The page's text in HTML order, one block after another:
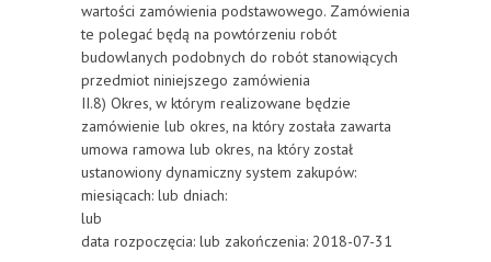
wartości zamówienia podstawowego. Zamówienia
te polegać będą na powtórzeniu robót
budowlanych podobnych do robót stanowiących
przedmiot niniejszego zamówienia
II.8) Okres, w którym realizowane będzie
zamówienie lub okres, na który została zawarta
umowa ramowa lub okres, na który został
ustanowiony dynamiczny system zakupów:
miesiącach: lub dniach:
lub
data rozpoczęcia: lub zakończenia: 2018-07-31